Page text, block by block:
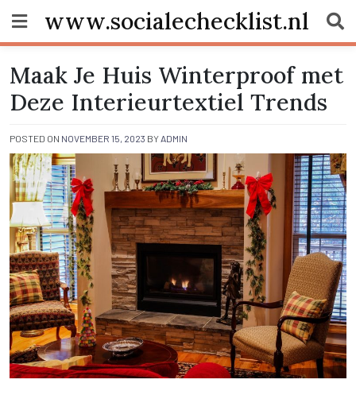
content
www.socialechecklist.nl
Maak Je Huis Winterproof met
Deze Interieurtextiel Trends
POSTED ON NOVEMBER 15, 2023 BY ADMIN